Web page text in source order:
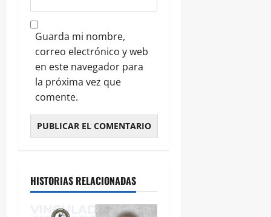
Guarda mi nombre,
correo electrónico y web
en este navegador para
la próxima vez que
comente.
HISTORIAS RELACIONADAS